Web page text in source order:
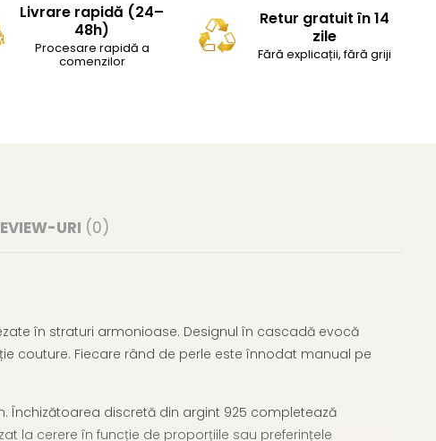
Livrare rapidă (24–
48h)
Procesare rapidă a
comenzilor
Retur gratuit în 14
zile
Fără explicații, fără griji
URI (0)
în straturi armonioase. Designul în cascadă evocă
couture. Fiecare rând de perle este înnodat manual pe
Închizătoarea discretă din argint 925 completează
la cerere în funcție de proporțiile sau preferințele